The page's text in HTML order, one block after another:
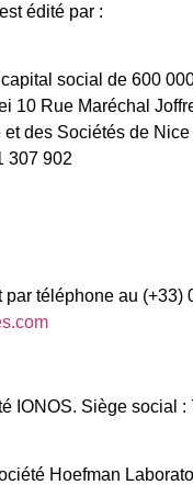
est édité par :
social de 600
10 Rue Maréchal
des Sociétés de
307 902
téléphone au
IONOS. Siège social
Hoefman